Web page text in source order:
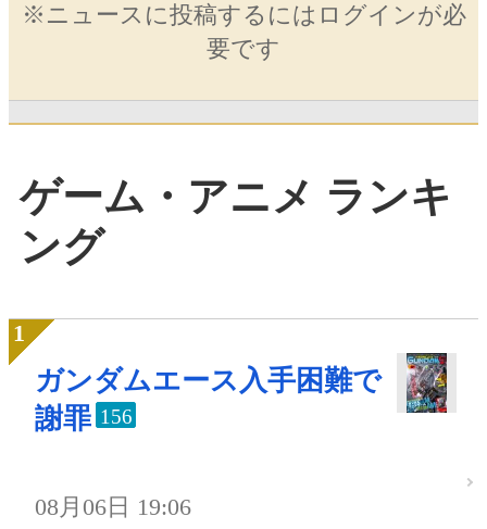
※ニュースに投稿するにはログインが必
要です
ゲーム・アニメ ランキ
ング
ガンダムエース入手困難で
謝罪 156
08月06日 19:06